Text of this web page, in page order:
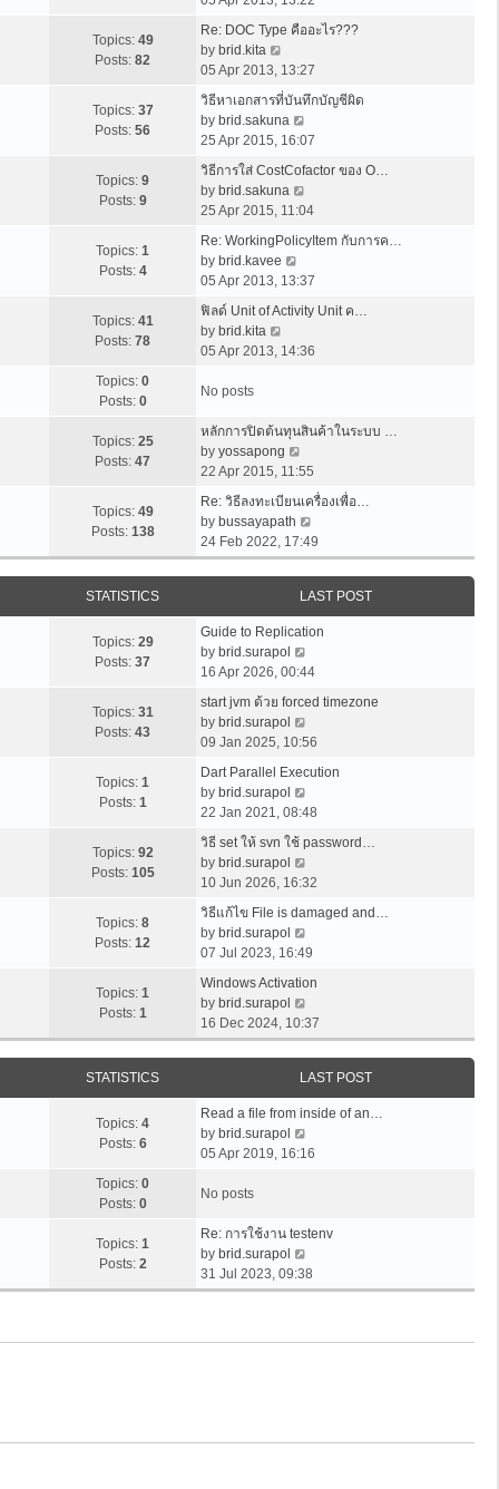
t
p
s
t
e
p
h
e
a
e
t
p
s
e
w
h
e
l
a
e
s
t
p
s
Topics: 49
Posts: 82
Re: DOC Type คืออะไร???
by brid.kita
i
e
w
t
h
e
l
a
e
s
t
p
s
05 Apr 2013, 13:27
Topics: 37
Posts: 56
วิธีหาเอกสารที่บันทึกบัญชีผิด
by brid.sakuna
i
w
h
e
a
e
t
t
25 Apr 2015, 16:07
Topics: 9
Posts: 9
วิธีการใส่ CostCofactor ของ O…
by brid.sakuna
i
w
h
e
a
t
o
t
25 Apr 2015, 11:04
Topics: 1
Posts: 4
Re: WorkingPolicyItem กับการค…
by brid.kavee
i
w
h
t
e
s
t
p
o
s
t
05 Apr 2013, 13:37
Topics: 41
Posts: 78
ฟิลด์ Unit of Activity Unit ค…
by brid.kita
i
h
e
l
a
t
e
s
s
t
05 Apr 2013, 14:36
Topics: 0
Posts: 0
No posts
Topics: 25
Posts: 47
หลักการปิดต้นทุนสินค้าในระบบ …
by yossapong
i
w
t
h
l
t
e
s
p
o
s
t
22 Apr 2015, 11:55
Topics: 49
Posts: 138
Re: วิธีลงทะเบียนเครื่องเพื่อ…
by bussayapath
i
e
w
t
h
e
a
t
s
p
s
t
24 Feb 2022, 17:49
STATISTICS LAST POST
Topics: 29
Posts: 37
Guide to Replication
by brid.surapol
i
w
h
e
a
e
t
p
s
16 Apr 2026, 00:44
Topics: 31
Posts: 43
start jvm ด้วย forced timezone
by brid.surapol
i
w
h
e
a
e
t
p
s
t
09 Jan 2025, 10:56
Topics: 1
Posts: 1
Dart Parallel Execution
by brid.surapol
i
w
h
e
a
e
t
o
t
22 Jan 2021, 08:48
Topics: 92
Posts: 105
วิธี set ให้ svn ใช้ password…
by brid.surapol
i
w
h
e
a
t
e
s
t
p
s
10 Jun 2026, 16:32
Topics: 8
Posts: 12
วิธีแก้ไข File is damaged and…
by brid.surapol
i
w
h
l
t
s
s
07 Jul 2023, 16:49
Topics: 1
Posts: 1
Windows Activation
by brid.surapol
i
e
w
t
h
e
a
t
o
16 Dec 2024, 10:37
STATISTICS LAST POST
Topics: 4
Posts: 6
Read a file from inside of an…
by brid.surapol
i
h
l
a
05 Apr 2019, 16:16
Topics: 0
Posts: 0
No posts
Topics: 1
Posts: 2
Re: การใช้งาน testenv
by brid.surapol
i
e
31 Jul 2023, 09:38